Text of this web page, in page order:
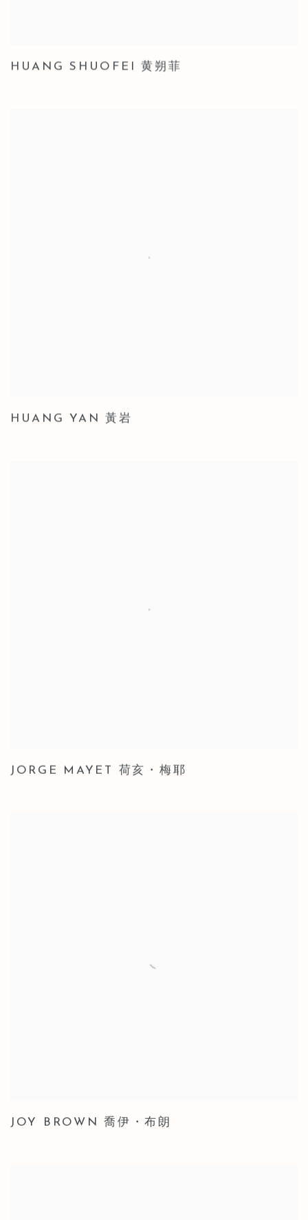
HUANG SHUOFEI 黄朔菲
HUANG YAN 黃岩
JORGE MAYET 荷亥・梅耶
JOY BROWN 喬伊・布朗